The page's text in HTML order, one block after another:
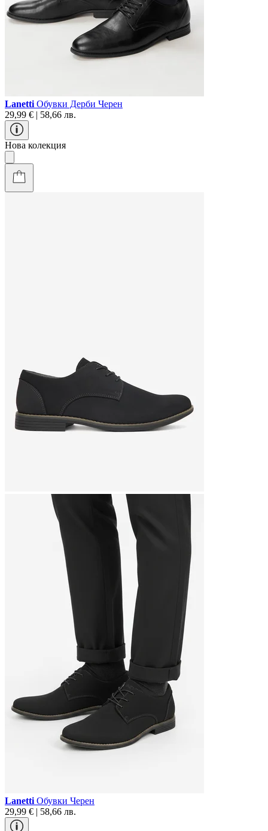
Lanetti Обувки Дерби Черен
29,99 € | 58,66 лв.
Нова колекция
Lanetti Обувки Черен
29,99 € | 58,66 лв.